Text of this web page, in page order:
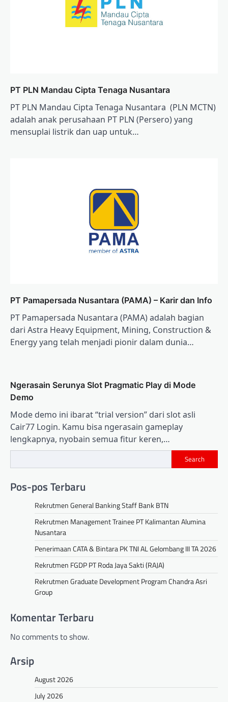
PT PLN Mandau Cipta Tenaga Nusantara
PT PLN Mandau Cipta Tenaga Nusantara (PLN MCTN)
adalah anak perusahaan PT PLN (Persero) yang
mensuplai listrik dan uap untuk…
PT Pamapersada Nusantara (PAMA) – Karir dan Info
PT Pamapersada Nusantara (PAMA) adalah bagian
dari Astra Heavy Equipment, Mining, Construction &
Energy yang telah menjadi pionir dalam dunia…
Ngerasain Serunya Slot Pragmatic Play di Mode
Demo
Mode demo ini ibarat “trial version” dari slot asli
Cair77 Login. Kamu bisa ngerasain gameplay
lengkapnya, nyobain semua fitur keren,…
Search
Pos-pos Terbaru
Rekrutmen General Banking Staff Bank BTN
Rekrutmen Management Trainee PT Kalimantan Alumina
Nusantara
Penerimaan CATA & Bintara PK TNI AL Gelombang III TA 2026
Rekrutmen FGDP PT Roda Jaya Sakti (RAJA)
Rekrutmen Graduate Development Program Chandra Asri
Group
Komentar Terbaru
No comments to show.
Arsip
August 2026
July 2026